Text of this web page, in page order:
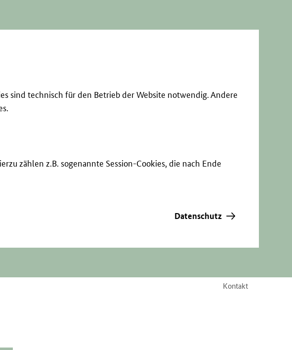
sind technisch für den Betrieb der Website notwendig. Andere
zählen z.B. sogenannte Session-Cookies, die nach Ende
Datenschutz
Kontakt